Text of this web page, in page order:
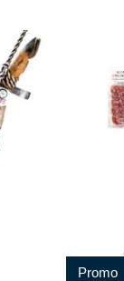
Promo